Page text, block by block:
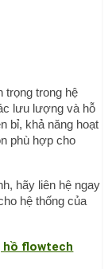
trọng trong hệ
lưu lượng và hỗ
bỉ, khả năng hoạt
phù hợp cho
hệ thống của
hồ flowtech